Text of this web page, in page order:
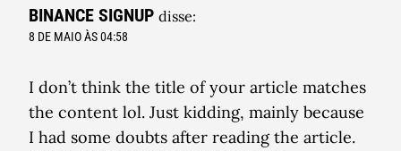
BINANCE SIGNUP disse:
8 DE MAIO ÀS 04:58
I don’t think the title of your article matches
the content lol. Just kidding, mainly because
I had some doubts after reading the article.